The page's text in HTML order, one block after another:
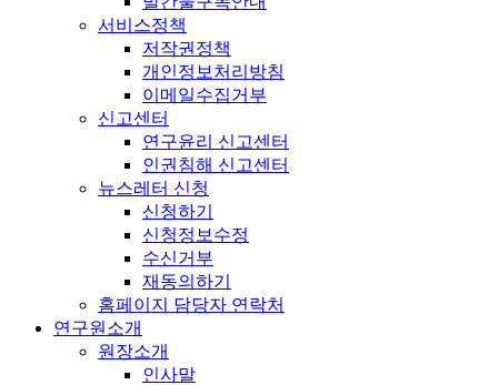
서비스정책
저작권정책
개인정보처리방침
이메일수집거부
신고센터
연구윤리 신고센터
인권침해 신고센터
뉴스레터 신청
신청하기
신청정보수정
수신거부
재동의하기
홈페이지 담당자 연락처
연구원소개
원장소개
인사말